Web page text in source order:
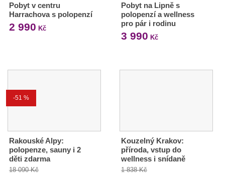
Pobyt v centru
Harrachova s polopenzí
2 990 Kč
Pobyt na Lipně s
polopenzí a wellness
pro pár i rodinu
3 990 Kč
-51 %
Rakouské Alpy:
polopenze, sauny i 2
děti zdarma
18 090 Kč
Kouzelný Krakov:
příroda, vstup do
wellness i snídaně
1 838 Kč